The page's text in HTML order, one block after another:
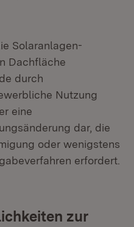
Solaranlagen-
Dachfläche
durch
Nutzung
eine
dar, die
oder wenigstens
erfordert.
zur